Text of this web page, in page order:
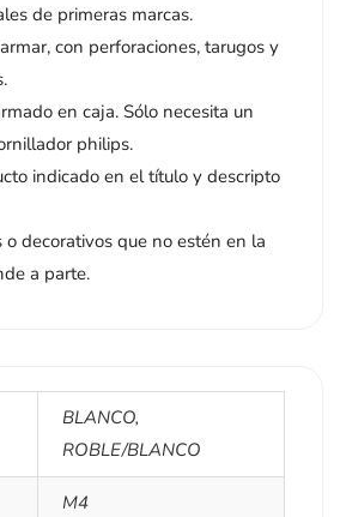
de primeras marcas.
con perforaciones, tarugos y
en caja. Sólo necesita un
philips.
indicado en el título y descripto
o decorativos que no estén en la
a parte.
BLANCO,
ROBLE/BLANCO
M4